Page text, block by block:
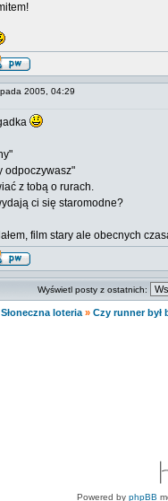
2005, 04:29
odpoczywasz"
z tobą o rurach.
ci się staromodne?
film stary ale obecnych
Wyświetl posty z ostatnich:
Słoneczna loteria » Czy runner był
Powered by phpBB